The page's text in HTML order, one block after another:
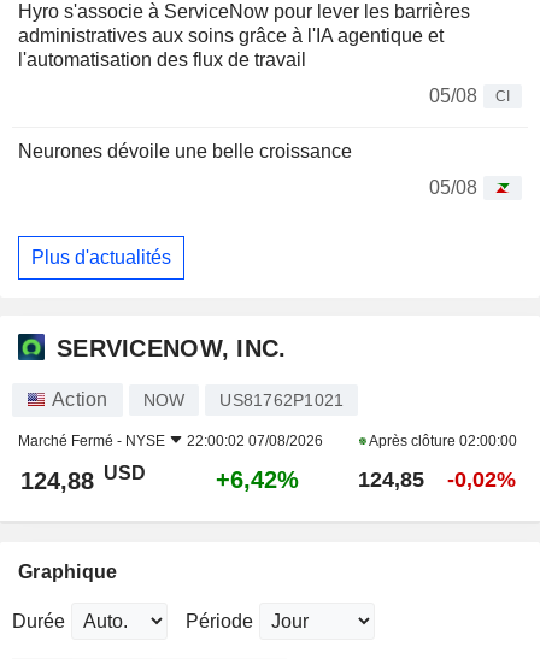
Hyro s'associe à ServiceNow pour lever les barrières
administratives aux soins grâce à l'IA agentique et
l'automatisation des flux de travail
05/08
CI
Neurones dévoile une belle croissance
05/08
Plus d'actualités
SERVICENOW, INC.
Action NOW US81762P1021
Marché Fermé - NYSE 22:00:02 07/08/2026 Après clôture 02:00:00
124,88 USD +6,42% 124,85 -0,02%
Graphique
Durée Période